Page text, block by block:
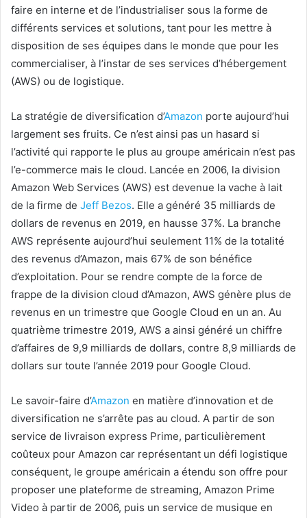
faire en interne et de l’industrialiser sous la forme de
différents services et solutions, tant pour les mettre à
disposition de ses équipes dans le monde que pour les
commercialiser, à l’instar de ses services d’hébergement
(AWS) ou de logistique.
La stratégie de diversification d’Amazon porte aujourd’hui
largement ses fruits. Ce n’est ainsi pas un hasard si
l’activité qui rapporte le plus au groupe américain n’est pas
l’e-commerce mais le cloud. Lancée en 2006, la division
Amazon Web Services (AWS) est devenue la vache à lait
de la firme de Jeff Bezos. Elle a généré 35 milliards de
dollars de revenus en 2019, en hausse 37%. La branche
AWS représente aujourd’hui seulement 11% de la totalité
des revenus d’Amazon, mais 67% de son bénéfice
d’exploitation. Pour se rendre compte de la force de
frappe de la division cloud d’Amazon, AWS génère plus de
revenus en un trimestre que Google Cloud en un an. Au
quatrième trimestre 2019, AWS a ainsi généré un chiffre
d’affaires de 9,9 milliards de dollars, contre 8,9 milliards de
dollars sur toute l’année 2019 pour Google Cloud.
Le savoir-faire d’Amazon en matière d’innovation et de
diversification ne s’arrête pas au cloud. A partir de son
service de livraison express Prime, particulièrement
coûteux pour Amazon car représentant un défi logistique
conséquent, le groupe américain a étendu son offre pour
proposer une plateforme de streaming, Amazon Prime
Video à partir de 2006, puis un service de musique en